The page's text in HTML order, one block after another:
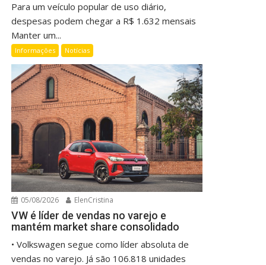
Para um veículo popular de uso diário,
despesas podem chegar a R$ 1.632 mensais
Manter um...
Informações Notícias
05/08/2026 ElenCristina
VW é líder de vendas no varejo e
mantém market share consolidado
• Volkswagen segue como líder absoluta de
vendas no varejo. Já são 106.818 unidades